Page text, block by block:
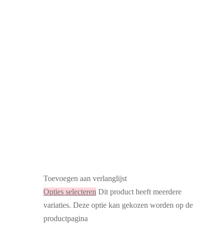
Toevoegen aan verlanglijst
Opties selecteren Dit product heeft meerdere
variaties. Deze optie kan gekozen worden op de
productpagina